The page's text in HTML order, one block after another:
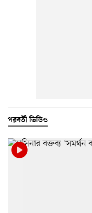
পরবর্তী ভিডিও